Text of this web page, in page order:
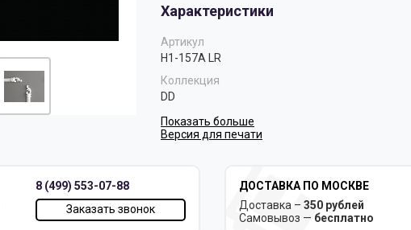
Характеристики
Артикул
H1-157A LR
Коллекция
DD
Показать больше
Версия для печати
8 (499) 553-07-88
Заказать звонок
ДОСТАВКА ПО МОСКВЕ
Доставка – 350 рублей
Самовывоз — бесплатно